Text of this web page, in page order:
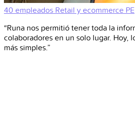
40 empleados Retail y ecommerce PE
“Runa nos permitió tener toda la
colaboradores en un solo lugar. Hoy,
más simples.”